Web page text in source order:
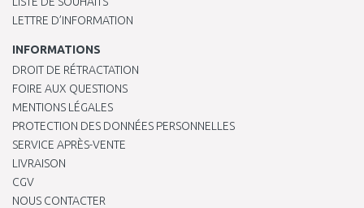
LETTRE D’INFORMATION
INFORMATIONS
DROIT DE RÉTRACTATION
FOIRE AUX QUESTIONS
MENTIONS LÉGALES
PROTECTION DES DONNÉES PERSONNELLES
SERVICE APRÈS-VENTE
LIVRAISON
CGV
NOUS CONTACTER